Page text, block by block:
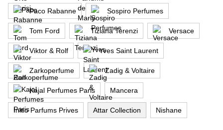
Paco Rabanne Sospiro Perfumes
Tom Ford Tiziana Terenzi Versace
Viktor & Rolf Yves Saint Laurent
Zarkoperfume Zadig & Voltaire
Kajal Perfumes Paris Mancera
Initio Parfums Prives Attar Collection Nishane